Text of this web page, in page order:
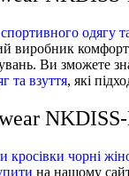
одягу
виробник
Ви зможете
та взуття, які
кросівки чорні
на нашому